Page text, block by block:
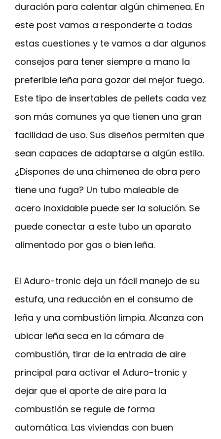
duración para calentar algún chimenea. En
este post vamos a responderte a todas
estas cuestiones y te vamos a dar algunos
consejos para tener siempre a mano la
preferible leña para gozar del mejor fuego.
Este tipo de insertables de pellets cada vez
son más comunes ya que tienen una gran
facilidad de uso. Sus diseños permiten que
sean capaces de adaptarse a algún estilo.
¿Dispones de una chimenea de obra pero
tiene una fuga? Un tubo maleable de
acero inoxidable puede ser la solución. Se
puede conectar a este tubo un aparato
alimentado por gas o bien leña.
El Aduro-tronic deja un fácil manejo de su
estufa, una reducción en el consumo de
leña y una combustión limpia. Alcanza con
ubicar leña seca en la cámara de
combustión, tirar de la entrada de aire
principal para activar el Aduro-tronic y
dejar que el aporte de aire para la
combustión se regule de forma
automática. Las viviendas con buen